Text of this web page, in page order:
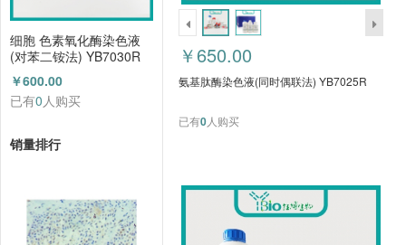
细胞 色素氧化酶染色液
(对苯二铵法) YB7030R
￥600.00
已有0人购买
销量排行
￥650.00
氨基肽酶染色液(同时偶联法) YB7025R
已有0人购买